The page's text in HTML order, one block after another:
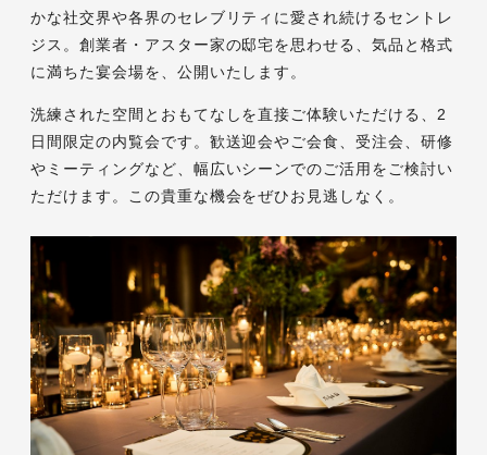
かな社交界や各界のセレブリティに愛され続けるセントレ
ジス。創業者・アスター家の邸宅を思わせる、気品と格式
に満ちた宴会場を、公開いたします。
洗練された空間とおもてなしを直接ご体験いただける、2
日間限定の内覧会です。歓送迎会やご会食、受注会、研修
やミーティングなど、幅広いシーンでのご活用をご検討い
ただけます。この貴重な機会をぜひお見逃しなく。